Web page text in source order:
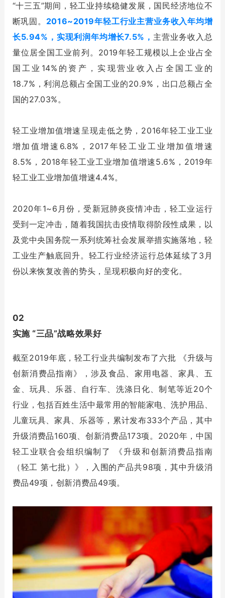
“十三五”期间，轻工业持续稳健发展，国民经济地位不
断巩固。 2016~2019年轻工行业主营业务收入年均增
长5.94%，实现利润年均增长7.5%， 主营业务收入总
量位居全国工业前列。2019年轻工规模以上企业占全
国工业14%的资产，实现营业收入占全国工业的
18.7%，利润总额占全国工业的20.9%，出口总额占全
国的27.03%。
轻工业增加值增速呈现走低之势，2016年轻工业工业
增加值增速6.8%，2017年轻工业工业增加值增速
8.5%，2018年轻工业工业增加值增速5.6%，2019年
轻工业工业增加值增速4.4%。
2020年1~6月份，受新冠肺炎疫情冲击，轻工业运行
受到一定冲击，随着我国抗击疫情取得阶段性成果，以
及党中央国务院一系列统筹社会发展举措实施落地，轻
工业生产触底回升。轻工行业经济运行总体延续了3月
份以来恢复改善的势头，呈现积极向好的变化。
02
实施 “三品”战略效果好
截至2019年底，轻工行业共编制发布了六批 《升级与
创新消费品指南》，涉及食品、家用电器、家具、五
金、玩具、乐器、自行车、洗涤日化、制笔等近20个
行业，包括百姓生活中最常用的智能家电、洗护用品、
儿童玩具、家具、乐器等，累计发布333个产品，其中
升级消费品160项、创新消费品173项。2020年，中国
轻工业联合会组织编制了 《升级和创新消费品指南
（轻工 第七批）》，入围的产品共98项，其中升级消
费品49项，创新消费品49项。